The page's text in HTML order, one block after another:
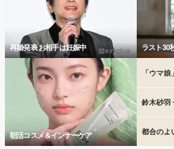
再婚発表 お相手は妊娠中 ラスト30
朝活コスメ＆インナーケア
「ウマ
鈴木砂羽
都合のよ